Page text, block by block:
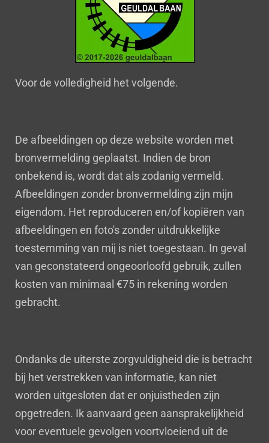
Voor de volledigheid het volgende.
De afbeeldingen op deze website worden met
bronvermelding geplaatst. Indien de bron
onbekend is, wordt dat als zodanig vermeld.
Afbeeldingen zonder bronvermelding zijn mijn
eigendom. Het reproduceren en/of kopiëren van
afbeeldingen en foto's zonder uitdrukkelijke
toestemming van mij is niet toegestaan. In geval
van geconstateerd ongeoorloofd gebruik, zullen
kosten van minimaal €75 in rekening worden
gebracht.
Ondanks de uiterste zorgvuldigheid die is betracht
bij het verstrekken van informatie, kan niet
worden uitgesloten dat er onjuistheden zijn
opgetreden. Ik aanvaard geen aansprakelijkheid
voor eventuele gevolgen voortvloeiend uit de